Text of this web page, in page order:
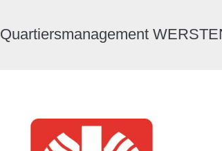
Quartiersmanagement